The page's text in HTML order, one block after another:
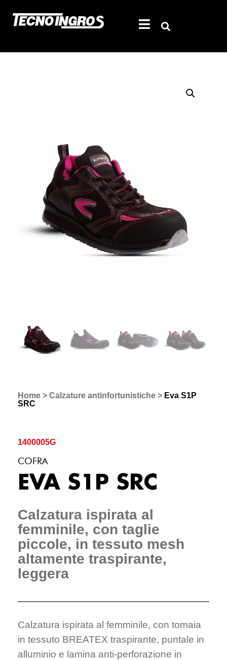
Home > Calzature antinfortunistiche > Eva S1P
SRC
1400005G
COFRA
EVA S1P SRC
Calzatura ispirata al
femminile, con taglie
piccole, in tessuto mesh
altamente traspirante,
leggera
Calzatura ispirata al femminile, con tomaia
in tessuto BREATEX traspirante, puntale in
alluminio e lamina anti-perforazione in